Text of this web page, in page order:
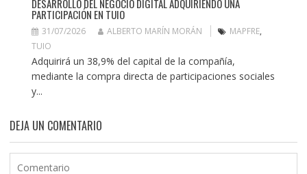
DESARROLLO DEL NEGOCIO DIGITAL ADQUIRIENDO UNA
PARTICIPACIÓN EN TUIO
31/07/2026 ALBERTO MARÍN MORÁN MAPFRE,
TUIO
Adquirirá un 38,9% del capital de la compañía,
mediante la compra directa de participaciones sociales
y...
DEJA UN COMENTARIO